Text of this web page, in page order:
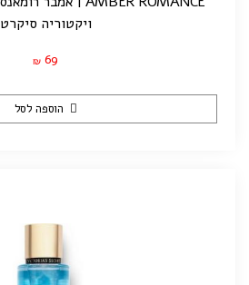
ויקטוריה סיקרט
₪ 69
הוספה לסל